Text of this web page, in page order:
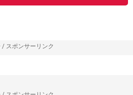
/ スポンサーリンク